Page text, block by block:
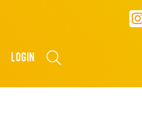
LOGIN